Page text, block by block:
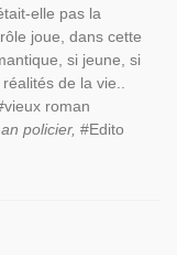
elle pas la
joue, dans cette
si jeune, si
de la vie..
roman
policier, #Edito